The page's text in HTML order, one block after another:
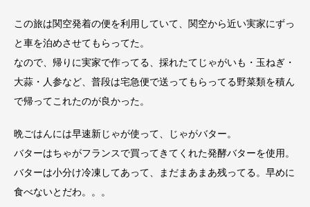
この旅は関空発着の便を利用していて、関空から近い実家にずっ
と車を泊めさせてもらってた。
なので、帰りに実家で作ってる、採れたてじゃがいも・玉ねぎ・
大蒜・人参など、普段は宅急便で送ってもらってる野菜類を積ん
で帰ってこれたのが良かった。
晩ごはんには早速新じゃが使って、じゃがバター。
バターはちゃがフランスで買ってきてくれた発酵バターを使用。
バターは小分け冷凍してあって、まだまあまあ残ってる。早めに
食べないとだわ。。。